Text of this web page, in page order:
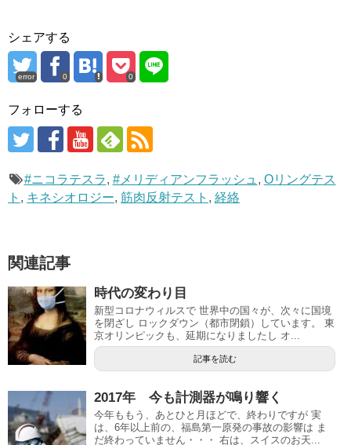
シェアする
error 0 0
フォローする
#ニコラテスラ, #メリディアンフラッシュ , Oリングテス
ト , キネシオロジー, 筋肉反射テスト , 経絡
関連記事
時代の変わり目
新型コロナウィルスで 世界中の国々が、次々に国境
を閉ざし ロックダウン（都市閉鎖）しています。 東
京オリンピックも、延期になりましたし オ...
記事を読む
2017年 今も計測器が鳴り響く
今年ももう、あとひと月ほどで、終わりですが 実
は、6年以上前の、福島第一原発の事故の影響は ま
だ終わっていません・・・ 右は、スイスのお天...